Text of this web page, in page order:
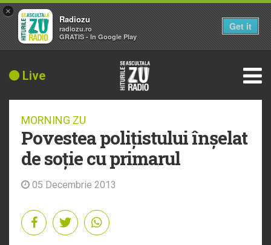
Live
MORNING ZU
Povestea polițistului înșelat
de soție cu primarul
05 Decembrie 2013
×
Radiozu
radiozu.ro
GRATIS - In Google Play
Get it